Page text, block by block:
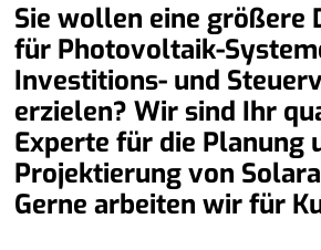
Sie wollen eine größere
für Photovoltaik-
Investitions- und
erzielen? Wir sind Ihr
Experte für die Planung
Projektierung von
Gerne arbeiten wir für